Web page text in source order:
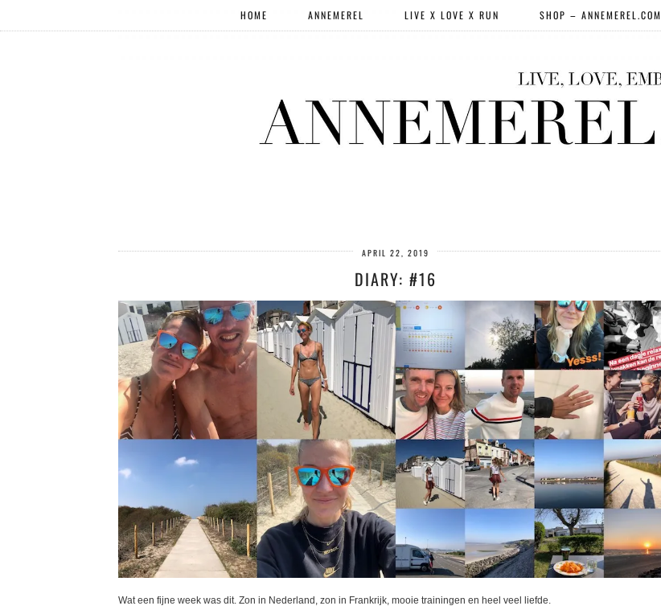
HOME ANNEMEREL LIVE X LOVE X RUN SHOP – ANNEMEREL.COM
APRIL 22, 2019
DIARY: #16
Wat een fijne week was dit. Zon in Nederland, zon in Frankrijk, mooie trainingen en heel veel liefde.